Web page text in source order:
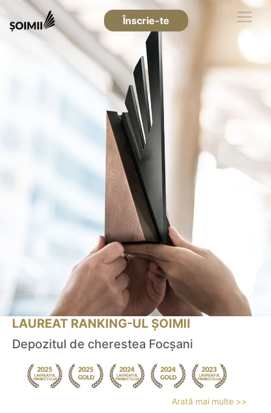
Înscrie-te
LAUREAT RANKING-UL ȘOIMII
Depozitul de cherestea Focșani
Arată mai multe >>